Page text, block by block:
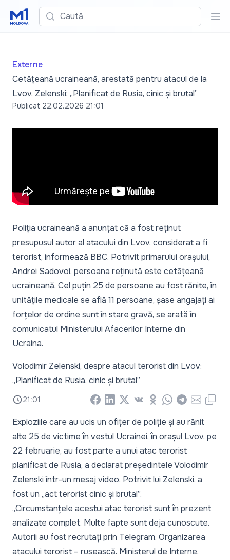
Caută
Externe
Cetățeană ucraineană, arestată pentru atacul de la
Lvov. Zelenski: „Planificat de Rusia, cinic și brutal”
Publicat 22.02.2026 21:01
Poliția ucraineană a anunțat că a fost reținut
presupusul autor al atacului din Lvov, considerat a fi
terorist, informează BBC. Potrivit primarului orașului,
Andrei Sadovoi, persoana reținută este cetățeană
ucraineană. Cel puțin 25 de persoane au fost rănite, în
unitățile medicale se află 11 persoane, șase angajați ai
forțelor de ordine sunt în stare gravă, se arată în
comunicatul Ministerului Afacerilor Interne din
Ucraina.
Volodimir Zelenski, despre atacul terorist din Lvov:
„Planificat de Rusia, cinic și brutal”
21:01 Facebook
LinkedIn
X Vkontakte
Odnoklassniki
WhatsApp
Telegram
EmailCopy
Exploziile care au ucis un ofițer de poliție și au rănit
alte 25 de victime în vestul Ucrainei, în orașul Lvov, pe
22 februarie, au fost parte a unui atac terorist
planificat de Rusia, a declarat președintele Volodimir
Zelenski într-un mesaj video. Potrivit lui Zelenski, a
fost un „act terorist cinic și brutal”.
„Circumstanțele acestui atac terorist sunt în prezent
analizate complet. Multe fapte sunt deja cunoscute.
Autorii au fost recrutați prin Telegram. Organizarea
atacului terorist – rusească. Ministerul de Interne,